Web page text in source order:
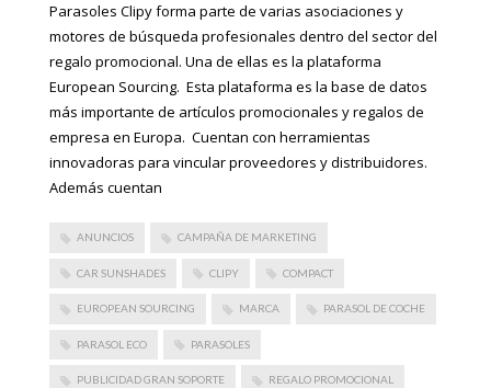
Parasoles Clipy forma parte de varias asociaciones y
motores de búsqueda profesionales dentro del sector del
regalo promocional. Una de ellas es la plataforma
European Sourcing. Esta plataforma es la base de datos
más importante de artículos promocionales y regalos de
empresa en Europa. Cuentan con herramientas
innovadoras para vincular proveedores y distribuidores.
Además cuentan
ANUNCIOS CAMPAÑA DE MARKETING
CAR SUNSHADES CLIPY COMPACT
EUROPEAN SOURCING MARCA PARASOL DE COCHE
PARASOL ECO PARASOLES
PUBLICIDAD GRAN SOPORTE REGALO PROMOCIONAL